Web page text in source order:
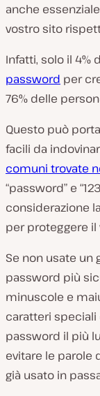
anche
vostro sito
Infatti, solo il 4%
password per
76% delle
Questo può
facili da
comuni trovate
“password” e
considerazione
per proteggere
Se non usate un
password più
minuscole e
caratteri
password il più
evitare le parole
già usato in